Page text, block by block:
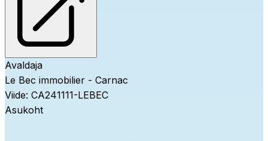
Avaldaja
Le Bec immobilier - Carnac
Viide: CA241111-LEBEC
Asukoht